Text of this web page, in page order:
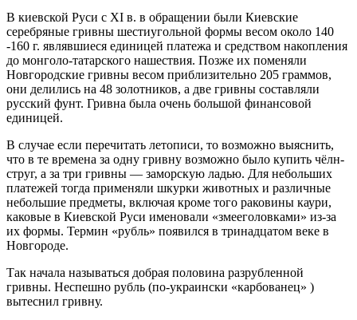
В киевской Руси с XI в. в обращении были Киевские
серебряные гривны шестиугольной формы весом около 140
-160 г. являвшиеся единицей платежа и средством накопления
до монголо-татарского нашествия. Позже их поменяли
Новгородские гривны весом приблизительно 205 граммов,
они делились на 48 золотников, а две гривны составляли
русский фунт. Гривна была очень большой финансовой
единицей.
В случае если перечитать летописи, то возможно выяснить,
что в те времена за одну гривну возможно было купить чёлн-
струг, а за три гривны — заморскую ладью. Для небольших
платежей тогда применяли шкурки животных и различные
небольшие предметы, включая кроме того раковины каури,
каковые в Киевской Руси именовали «змееголовками» из-за
их формы. Термин «рубль» появился в тринадцатом веке в
Новгороде.
Так начала называться добрая половина разрубленной
гривны. Неспешно рубль (по-украински «карбованец» )
вытеснил гривну.